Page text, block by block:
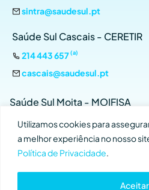
Utilizamos cookies para
a melhor experiência no nosso
Política de Privacidade
Aceitar
sintra@saudesul.pt
Saúde Sul Cascais - CERETIR
214 443 657(a)
cascais@saudesul.pt
Saúde Sul Moita - MOIFISA
212 899 134
moita@saudesul.pt
Saúde Sul–